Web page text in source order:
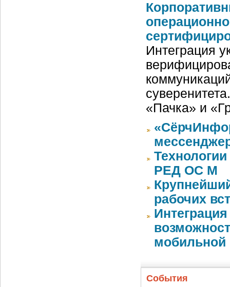
Интеграция
«Пачка» и
РЕД ОС М
рабочих
мобильной
События